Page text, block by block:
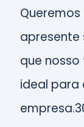
apresente
que
ideal para